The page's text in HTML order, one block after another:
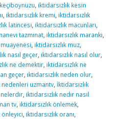
, iktidarsızlık kesin
, iktidarsızlık kremi, iktidarsızlık
latincesi, iktidarsızlık macunları,
tazminat, iktidarsızlık maranki,
muayenesi, iktidarsızlık muz,
nasıl geçer, iktidarsızlık nasıl olur,
ne demektir, iktidarsızlık ne
geçer, iktidarsızlık neden olur,
nedenleri uzmantv, İktidarsızlık
nelerdir, iktidarsızlık nedir nasıl
tv, iktidarsızlık önlemek,
önleyici, iktidarsızlık oranı,